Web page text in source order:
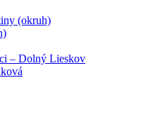
(okruh)
– Dolný Lieskov